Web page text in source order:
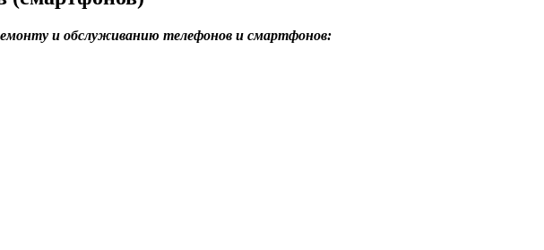
и обслуживанию телефонов и смартфонов: